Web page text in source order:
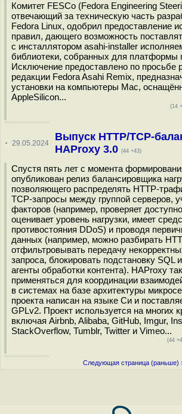
Комитет FESCo (Fedora Engineering
отвечающий за техническую часть
Fedora Linux, одобрил предоставление
правил, дающего возможность
с инсталлятором asahi-installer
библиотеки, собранных для платформы
Исключение предоставлено по просьбе
редакции Fedora Asahi Remix,
установки на компьютеры Mac,
AppleSilicon...
(14
· 29.05.2024
Выпуск HTTP/TCP-
HAProxy 3.0 (44 +43)
Спустя пять лет с момента
опубликован релиз балансировщика
позволяющего распределять HTTP-
TCP-запросы между группой серверов,
факторов (например, проверяет
оценивает уровень нагрузки, имеет
противостояния DDoS) и проводя
данных (например, можно разбирать
отфильтровывать передачу
запроса, блокировать подстановку SQL
агенты обработки контента). HAProxy
применяться для координации
в системах на базе архитектуры
проекта написан на языке Си и
GPLv2. Проект используется на многих
включая Airbnb, Alibaba, GitHub, Imgur,
StackOverflow, Tumblr, Twitter и Vimeo...
(44
Следующая страница (раньше)